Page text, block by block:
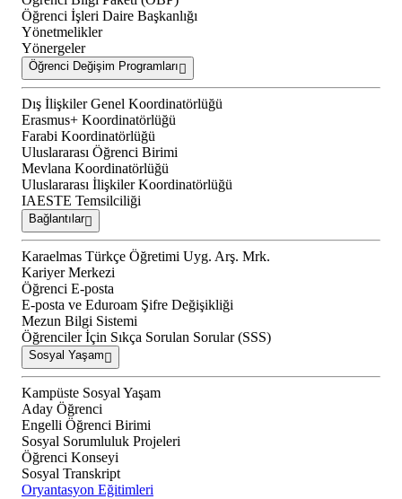
Öğrenci İşleri Daire Başkanlığı
Yönetmelikler
Yönergeler
Öğrenci Değişim Programları
Dış İlişkiler Genel Koordinatörlüğü
Erasmus+ Koordinatörlüğü
Farabi Koordinatörlüğü
Uluslararası Öğrenci Birimi
Mevlana Koordinatörlüğü
Uluslararası İlişkiler Koordinatörlüğü
IAESTE Temsilciliği
Bağlantılar
Karaelmas Türkçe Öğretimi Uyg. Arş. Mrk.
Kariyer Merkezi
Öğrenci E-posta
E-posta ve Eduroam Şifre Değişikliği
Mezun Bilgi Sistemi
Öğrenciler İçin Sıkça Sorulan Sorular (SSS)
Sosyal Yaşam
Kampüste Sosyal Yaşam
Aday Öğrenci
Engelli Öğrenci Birimi
Sosyal Sorumluluk Projeleri
Öğrenci Konseyi
Sosyal Transkript
Oryantasyon Eğitimleri